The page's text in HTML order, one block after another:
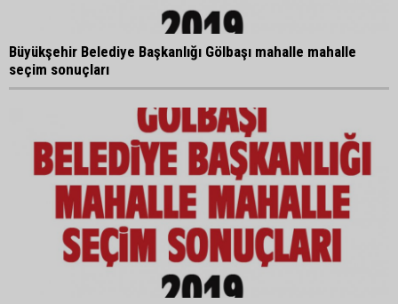
Büyükşehir Belediye Başkanlığı Gölbaşı mahalle mahalle
seçim sonuçları